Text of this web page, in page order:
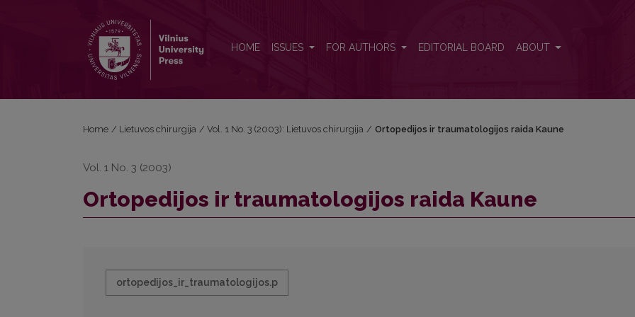
HOME ISSUES FOR AUTHORS EDITORIAL BOARD ABOUT
Home / Lietuvos chirurgija / Vol. 1 No. 3 (2003): Lietuvos chirurgija / Ortopedijos ir traumatologijos raida Kaune
Vol. 1 No. 3 (2003)
Ortopedijos ir traumatologijos raida Kaune
ortopedijos_ir_traumatologijos.p